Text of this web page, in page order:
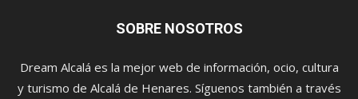
SOBRE NOSOTROS
Dream Alcalá es la mejor web de información, ocio, cultura
y turismo de Alcalá de Henares. Síguenos también a través